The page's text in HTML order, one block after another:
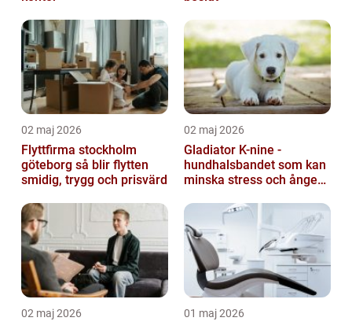
02 maj 2026
Flyttfirma stockholm
göteborg så blir flytten
smidig, trygg och prisvärd
02 maj 2026
Gladiator K-nine -
hundhalsbandet som kan
minska stress och ångest
02 maj 2026 01 maj 2026